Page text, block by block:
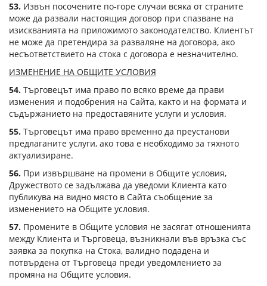
53. Извън посочените по-горе случаи всяка от страните
може да развали настоящия договор при спазване на
изискванията на приложимото законодателство. Клиентът
не може да претендира за разваляне на договора, ако
несъответствието на стока с договора е незначително.
ИЗМЕНЕНИЕ НА ОБЩИТЕ УСЛОВИЯ
54. Търговецът има право по всяко време да прави
изменения и подобрения на Сайта, както и на формата и
съдържанието на предоставяните услуги и условия.
55. Търговецът има право временно да преустанови
предлаганите услуги, ако това е необходимо за тяхното
актуализиране.
56. При извършване на промени в Общите условия,
Дружеството се задължава да уведоми Клиента като
публикува на видно място в Сайта съобщение за
изменението на Общите условия.
57. Промените в Общите условия не засягат отношенията
между Клиента и Търговеца, възникнали във връзка със
заявка за покупка на Стока, валидно подадена и
потвърдена от Търговеца преди уведомлението за
промяна на Общите условия.